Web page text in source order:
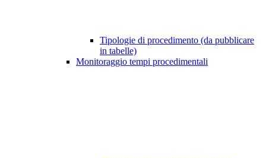
Tipologie di procedimento (da pubblicare
in tabelle)
Monitoraggio tempi procedimentali